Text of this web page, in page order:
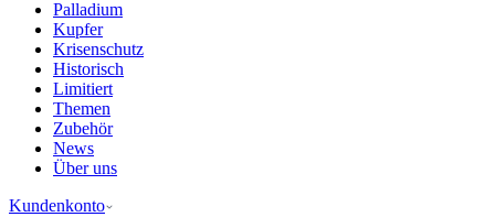
Palladium
Kupfer
Krisenschutz
Historisch
Limitiert
Themen
Zubehör
News
Über uns
Kundenkonto